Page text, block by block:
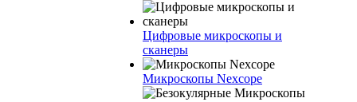
Цифровые микроскопы и
сканеры
Микроскопы Nexcope